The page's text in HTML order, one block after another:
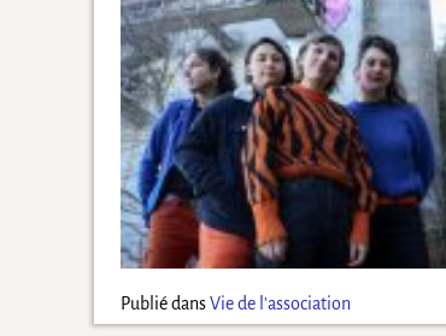
Publié dans Vie de l'association